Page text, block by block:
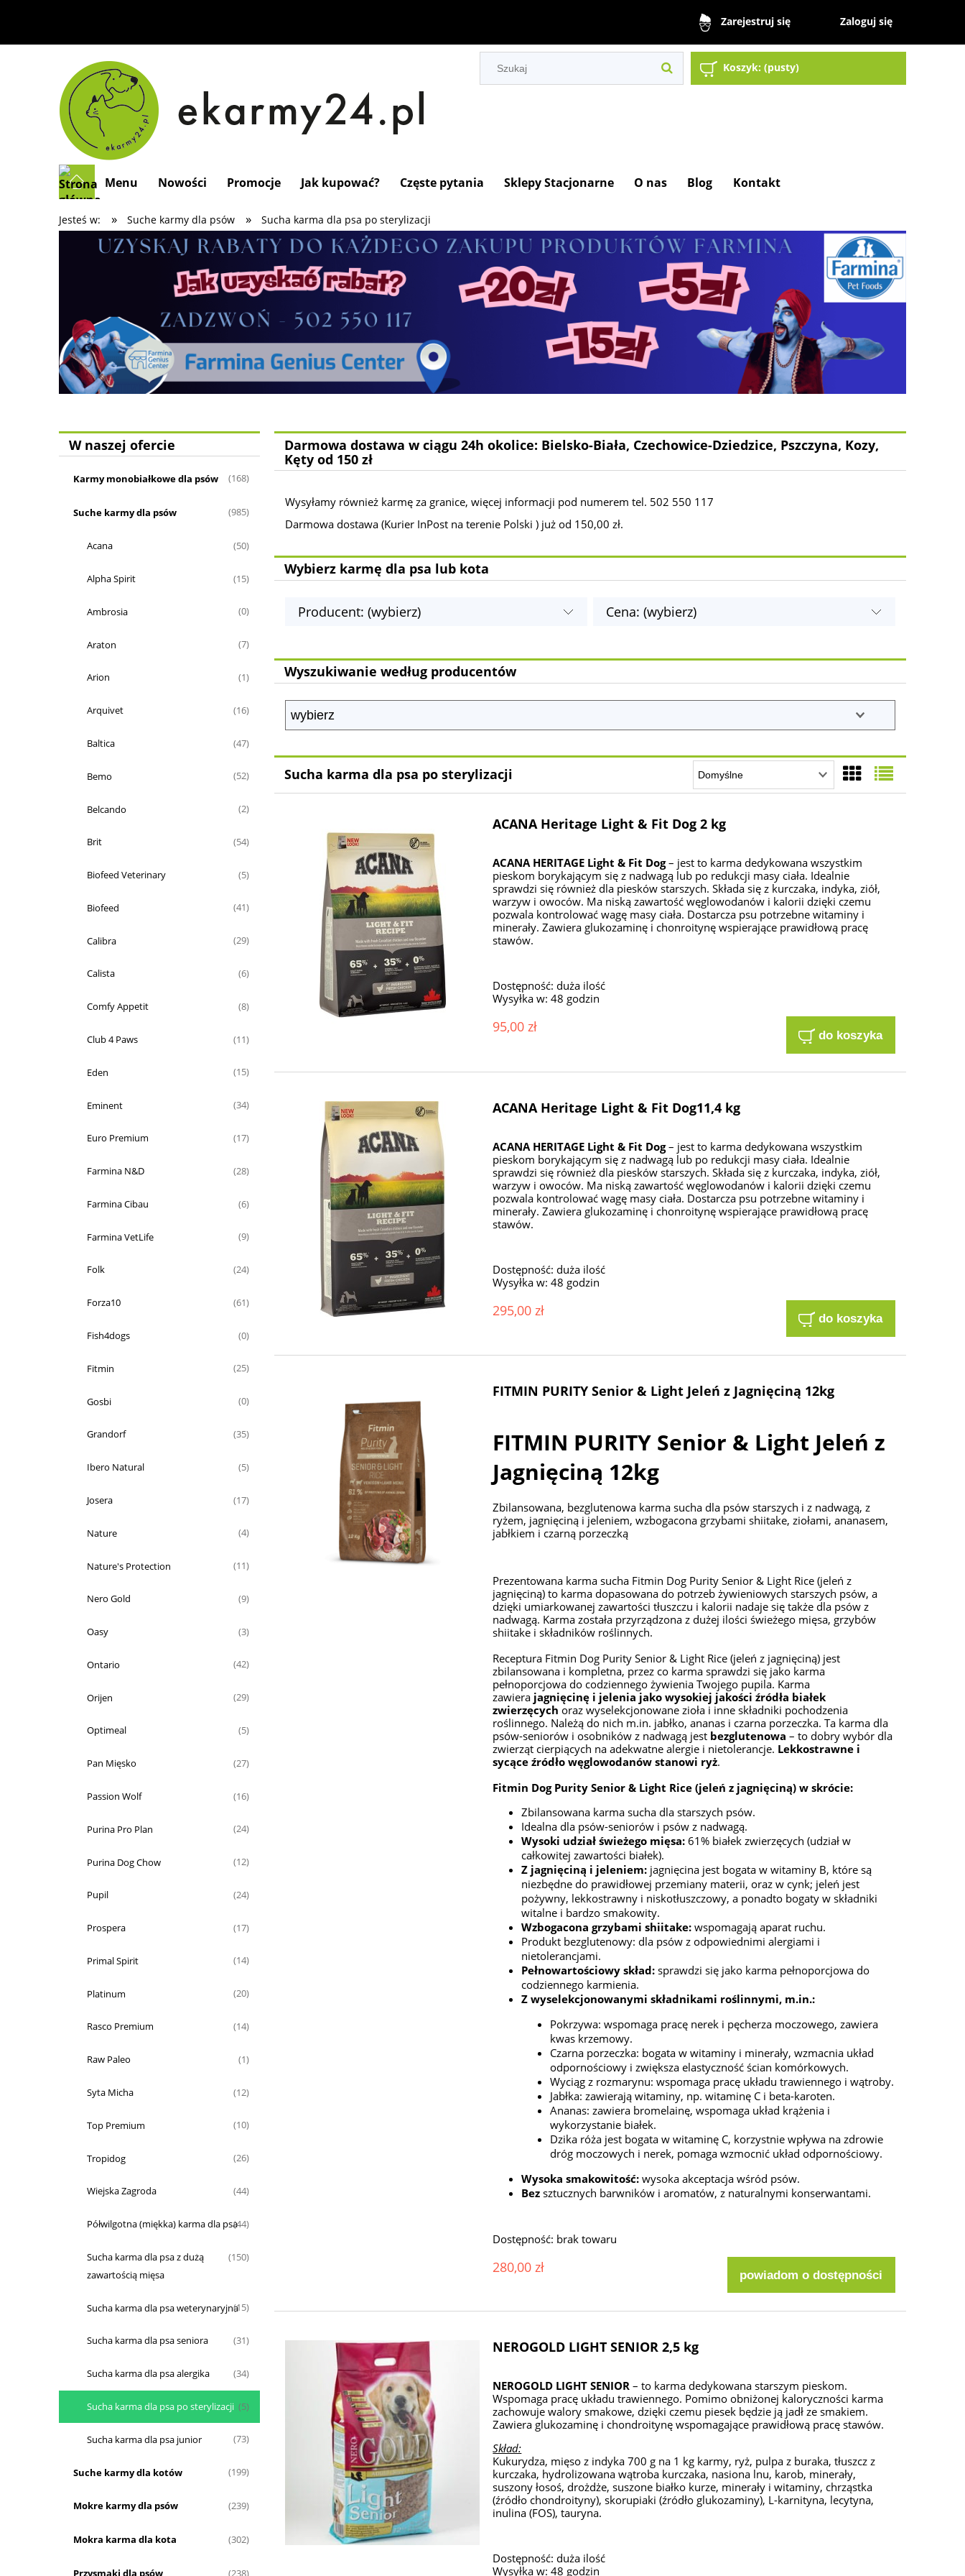
Zarejestruj się Zaloguj się
Koszyk: (pusty)
Menu Nowości Promocje Jak kupować? Częste pytania Sklepy Stacjonarne O nas Blog Kontakt
Jesteś w: » Suche karmy dla psów » Sucha karma dla psa po sterylizacji
W naszej ofercie
Karmy monobiałkowe dla psów (168)
Suche karmy dla psów (985)
Acana (50)
Alpha Spirit (15)
Ambrosia (0)
Araton (7)
Arion (1)
Arquivet (16)
Baltica (47)
Bemo (52)
Belcando (2)
Brit (54)
Biofeed Veterinary (5)
Biofeed (41)
Calibra (29)
Calista (6)
Comfy Appetit (8)
Club 4 Paws (11)
Eden (15)
Eminent (34)
Euro Premium (17)
Farmina N&D (28)
Farmina Cibau (6)
Farmina VetLife (9)
Folk (24)
Forza10 (61)
Fish4dogs (0)
Fitmin (25)
Gosbi (0)
Grandorf (35)
Ibero Natural (5)
Josera (17)
Nature (4)
Nature's Protection (11)
Nero Gold (9)
Oasy (3)
Ontario (42)
Orijen (29)
Optimeal (5)
Pan Mięsko (27)
Passion Wolf (16)
Purina Pro Plan (24)
Purina Dog Chow (12)
Pupil (24)
Prospera (17)
Primal Spirit (14)
Platinum (20)
Rasco Premium (14)
Raw Paleo (1)
Syta Micha (12)
Top Premium (10)
Tropidog (26)
Wiejska Zagroda (44)
Półwilgotna (miękka) karma dla psa(44)
Sucha karma dla psa z dużą
zawartością mięsa
(150)
Sucha karma dla psa weterynaryjna(15)
Sucha karma dla psa seniora (31)
Sucha karma dla psa alergika (34)
Sucha karma dla psa po sterylizacji (5)
Sucha karma dla psa junior (73)
Suche karmy dla kotów (199)
Mokre karmy dla psów (239)
Mokra karma dla kota (302)
Przysmaki dla psów (238)
Darmowa dostawa w ciągu 24h okolice: Bielsko-Biała, Czechowice-Dziedzice, Pszczyna, Kozy,
Kęty od 150 zł
Wysyłamy również karmę za granice, więcej informacji pod numerem tel. 502 550 117
Darmowa dostawa (Kurier InPost na terenie Polski ) już od 150,00 zł.
Wybierz karmę dla psa lub kota
Producent: (wybierz) Cena: (wybierz)
Wyszukiwanie według producentów
Sucha karma dla psa po sterylizacji
ACANA Heritage Light & Fit Dog 2 kg
ACANA HERITAGE Light & Fit Dog– jest to karma dedykowana wszystkim
pieskom borykającym się z nadwagą lub po redukcji masy ciała. Idealnie
sprawdzi się również dla piesków starszych. Składa się z kurczaka, indyka, ziół,
warzyw i owoców. Ma niską zawartość węglowodanów i kalorii dzięki czemu
pozwala kontrolować wagę masy ciała. Dostarcza psu potrzebne witaminy i
minerały. Zawiera glukozaminę i chonroitynę wspierające prawidłową pracę
stawów.
Dostępność: duża ilość
Wysyłka w: 48 godzin
95,00 zł do koszyka
ACANA Heritage Light & Fit Dog11,4 kg
ACANA HERITAGE Light & Fit Dog– jest to karma dedykowana wszystkim
pieskom borykającym się z nadwagą lub po redukcji masy ciała. Idealnie
sprawdzi się również dla piesków starszych. Składa się z kurczaka, indyka, ziół,
warzyw i owoców. Ma niską zawartość węglowodanów i kalorii dzięki czemu
pozwala kontrolować wagę masy ciała. Dostarcza psu potrzebne witaminy i
minerały. Zawiera glukozaminę i chonroitynę wspierające prawidłową pracę
stawów.
Dostępność: duża ilość
Wysyłka w: 48 godzin
295,00 zł do koszyka
FITMIN PURITY Senior & Light Jeleń z Jagnięciną 12kg
FITMIN PURITY Senior & Light Jeleń z
Jagnięciną 12kg
Zbilansowana, bezglutenowa karma sucha dla psów starszych i z nadwagą, z
ryżem, jagnięciną i jeleniem, wzbogacona grzybami shiitake, ziołami, ananasem,
jabłkiem i czarną porzeczką
Prezentowana karma sucha Fitmin Dog Purity Senior & Light Rice (jeleń z
jagnięciną) to karma dopasowana do potrzeb żywieniowych starszych psów, a
dzięki umiarkowanej zawartości tłuszczu i kalorii nadaje się także dla psów z
nadwagą. Karma została przyrządzona z dużej ilości świeżego mięsa, grzybów
shiitake i składników roślinnych.
Receptura Fitmin Dog Purity Senior & Light Rice (jeleń z jagnięciną) jest
zbilansowana i kompletna, przez co karma sprawdzi się jako karma
pełnoporcjowa do codziennego żywienia Twojego pupila. Karma
zawiera jagnięcinę i jelenia jako wysokiej jakości źródła białek
zwierzęcychoraz wyselekcjonowane zioła i inne składniki pochodzenia
roślinnego. Należą do nich m.in. jabłko, ananas i czarna porzeczka. Ta karma dla
psów-seniorów i osobników z nadwagą jest bezglutenowa – to dobry wybór dla
zwierząt cierpiących na adekwatne alergie i nietolerancje. Lekkostrawne i
sycące źródło węglowodanów stanowi ryż.
Fitmin Dog Purity Senior & Light Rice (jeleń z jagnięciną) w skrócie:
Zbilansowana karma sucha dla starszych psów.
Idealna dla psów-seniorów i psów z nadwagą.
Wysoki udział świeżego mięsa: 61% białek zwierzęcych (udział w
całkowitej zawartości białek).
Z jagnięciną i jeleniem: jagnięcina jest bogata w witaminy B, które są
niezbędne do prawidłowej przemiany materii, oraz w cynk; jeleń jest
pożywny, lekkostrawny i niskotłuszczowy, a ponadto bogaty w składniki
witalne i bardzo smakowity.
Wzbogacona grzybami shiitake: wspomagają aparat ruchu.
Produkt bezglutenowy: dla psów z odpowiednimi alergiami i
nietolerancjami.
Pełnowartościowy skład: sprawdzi się jako karma pełnoporcjowa do
codziennego karmienia.
Z wyselekcjonowanymi składnikami roślinnymi, m.in.:
Pokrzywa: wspomaga pracę nerek i pęcherza moczowego, zawiera
kwas krzemowy.
Czarna porzeczka: bogata w witaminy i minerały, wzmacnia układ
odpornościowy i zwiększa elastyczność ścian komórkowych.
Wyciąg z rozmarynu: wspomaga pracę układu trawiennego i wątroby.
Jabłka: zawierają witaminy, np. witaminę C i beta-karoten.
Ananas: zawiera bromelainę, wspomaga układ krążenia i
wykorzystanie białek.
Dzika róża jest bogata w witaminę C, korzystnie wpływa na zdrowie
dróg moczowych i nerek, pomaga wzmocnić układ odpornościowy.
Wysoka smakowitość: wysoka akceptacja wśród psów.
Bezsztucznych barwników i aromatów, z naturalnymi konserwantami.
Dostępność: brak towaru
280,00 zł powiadom o dostępności
NEROGOLD LIGHT SENIOR 2,5 kg
NEROGOLD LIGHT SENIOR – to karma dedykowana starszym pieskom.
Wspomaga pracę układu trawiennego. Pomimo obniżonej kaloryczności karma
zachowuje walory smakowe, dzięki czemu piesek będzie ją jadł ze smakiem.
Zawiera glukozaminę i chondroitynę wspomagające prawidłową pracę stawów.
Skład:
Kukurydza, mięso z indyka 700 g na 1 kg karmy, ryż, pulpa z buraka, tłuszcz z
kurczaka, hydrolizowana wątroba kurczaka, nasiona lnu, karob, minerały,
suszony łosoś, drożdże, suszone białko kurze, minerały i witaminy, chrząstka
(źródło chondroityny), skorupiaki (źródło glukozaminy), L-karnityna, lecytyna,
inulina (FOS), tauryna.
Dostępność: duża ilość
Wysyłka w: 48 godzin